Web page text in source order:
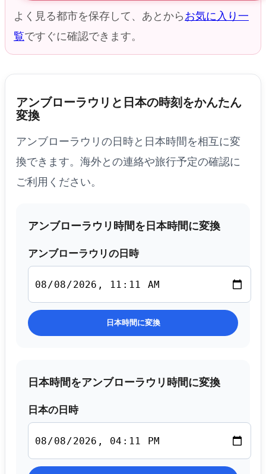
よく見る都市を保存して、あとからお気に入り一
覧ですぐに確認できます。
アンブローラウリと日本の時刻をかんたん
変換
アンブローラウリの日時と日本時間を相互に変
換できます。海外との連絡や旅行予定の確認に
ご利用ください。
アンブローラウリ時間を日本時間に変換
アンブローラウリの日時
日本時間に変換
日本時間をアンブローラウリ時間に変換
日本の日時